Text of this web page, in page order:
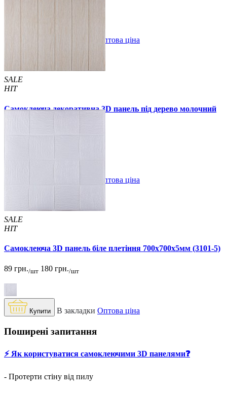
Оптова ціна
SALE
HIT
Самоклеюча декоративна 3D панель під дерево молочний
дуб 700x700x5мм
160 грн.
Оптова ціна
SALE
HIT
Самоклеюча 3D панель біле плетіння 700x700x5мм (3101-5)
89 грн./шт 180 грн./шт
Купити В закладки Оптова ціна
Поширені запитання
⚡️ Як користуватися самоклеючими 3D панелями❓
- Протерти стіну від пилу